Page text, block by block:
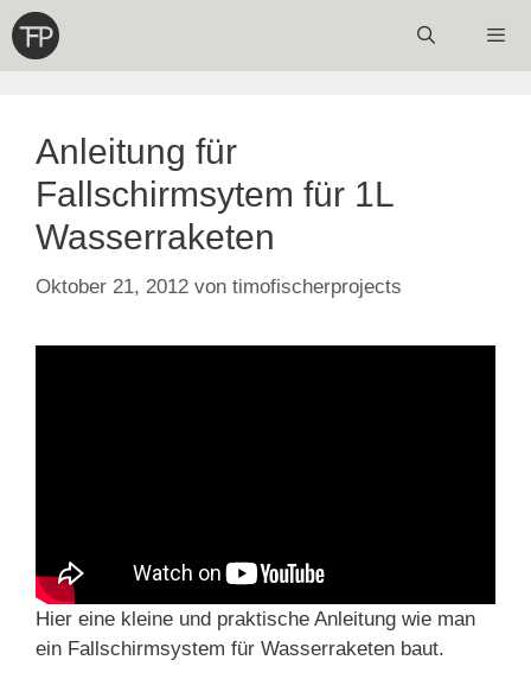
Zum
Inhalt
springen
Anleitung für
Fallschirmsytem für 1L
Wasserraketen
Oktober 21, 2012 von timofischerprojects
Hier eine kleine und praktische Anleitung wie man
ein Fallschirmsystem für Wasserraketen baut.